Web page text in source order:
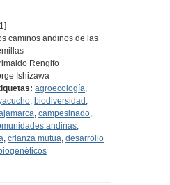
caminos andinos de las
Rengifo
Ishizawa
agroecología,
, biodiversidad ,
,campesinado,
andinas,
, crianza mutua, desarrollo